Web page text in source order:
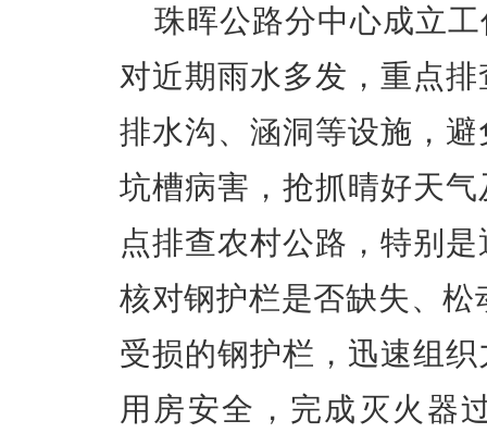
珠晖公路分中心成立
对近期雨水多发，重点
排水沟、涵洞等设施，
坑槽病害，抢抓晴好天
点排查农村公路，特别
核对钢护栏是否缺失、松
受损的钢护栏，迅速组
用房安全，完成灭火器